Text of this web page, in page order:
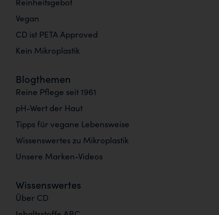
Vegan
CD ist PETA Approved
Kein Mikroplastik
Blogthemen
Reine Pflege seit 1961
pH-Wert der Haut
Tipps für vegane Lebensweise
Wissenswertes zu Mikroplastik
Unsere Marken-Videos
Wissenswertes
Über CD